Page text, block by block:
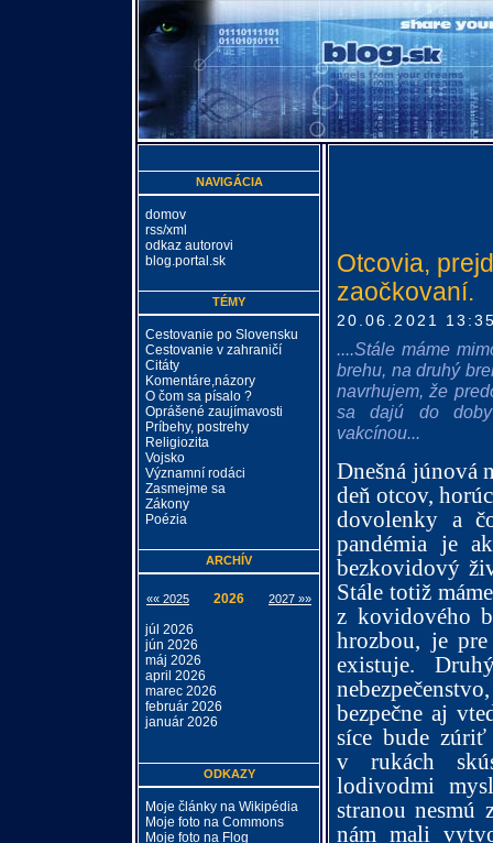
Otcovia,
zaočkovaní.
20.06.2021
....Stále máme
brehu, na druhý
navrhujem, že
sa dajú do doby
vakcínou...
Dnešná júnová
deň otcov,
dovolenky a
pandémia je
bezkovidový
Stále totiž
z kovidového
hrozbou, je
existuje.
bezpečne aj
síce bude
v rukách
lodivodmi
stranou nesmú
nám mali
NAVIGÁCIA
domov
rss/xml
odkaz autorovi
blog.portal.sk
TÉMY
Cestovanie po Slovensku
Cestovanie v zahraničí
Citáty
Komentáre,názory
O čom sa písalo ?
Oprášené zaujímavosti
Príbehy, postrehy
Religiozita
Vojsko
Významní rodáci
Zasmejme sa
Zákony
Poézia
ARCHÍV
«« 2025 2026 2027 »»
júl 2026
jún 2026
máj 2026
april 2026
marec 2026
február 2026
január 2026
ODKAZY
Moje články na Wikipédia
Moje foto na Commons
Moje foto na Flog